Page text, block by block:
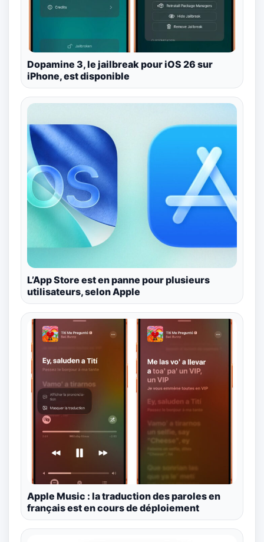
Dopamine 3, le jailbreak pour iOS 26 sur
iPhone, est disponible
L’App Store est en panne pour plusieurs
utilisateurs, selon Apple
Apple Music : la traduction des paroles en
français est en cours de déploiement